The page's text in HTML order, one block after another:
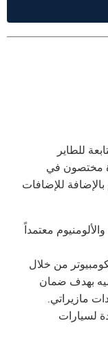
للطاير
مختصون في
للإضافات
معتمداً
من خلال
بهدف ضمان
مازيراتي.
لسيارات